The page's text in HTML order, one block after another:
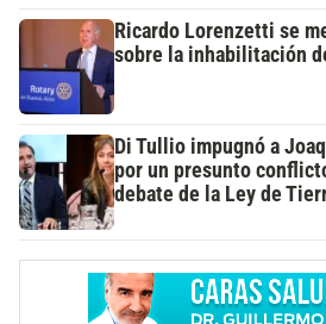
Ricardo Lorenzetti se
sobre la inhabilitación
Di Tullio impugnó a
por un presunto
debate de la Ley de